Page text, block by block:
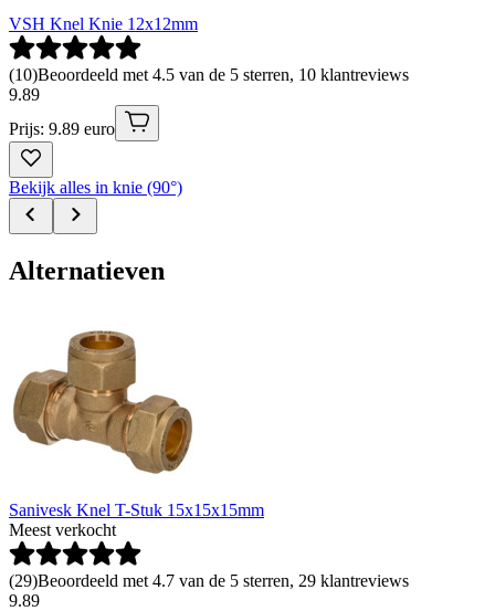
VSH Knel Knie 12x12mm
(10)Beoordeeld met 4.5 van de 5 sterren, 10 klantreviews
9.89
Prijs: 9.89 euro
Bekijk alles in knie (90°)
Alternatieven
Sanivesk Knel T-Stuk 15x15x15mm
Meest verkocht
(29)Beoordeeld met 4.7 van de 5 sterren, 29 klantreviews
9.89